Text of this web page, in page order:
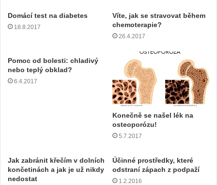
s
Domácí test na diabetes
18.8.2017
Víte, jak se stravovat během
chemoterapie?
26.4.2017
Pomoc od bolesti: chladivý
nebo teplý obklad?
6.4.2017
Konečně se našel lék na
osteoporózu!
5.7.2017
Jak zabránit křečím v dolních
končetinách a jak je už nikdy
nedostat
Účinné prostředky, které
odstraní zápach z podpaží
1.2.2016